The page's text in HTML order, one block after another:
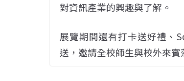
對資訊產業的興趣與了解。
展覽期間還有打卡送好禮、
送，邀請全校師生與校外來